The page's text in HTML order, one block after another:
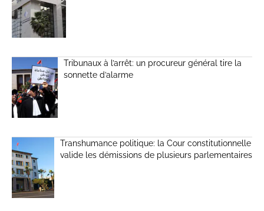
Tribunaux à l’arrêt: un procureur général tire la
sonnette d’alarme
Transhumance politique: la Cour constitutionnelle
valide les démissions de plusieurs parlementaires